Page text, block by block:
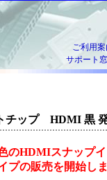
ご利用
サポート
チップ HDMI 黒
のHDMIスナップ
プの販売を開始し